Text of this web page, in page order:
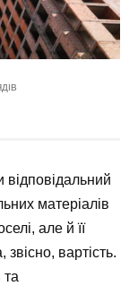
матеріалів
але й її
звісно, вартість.
та